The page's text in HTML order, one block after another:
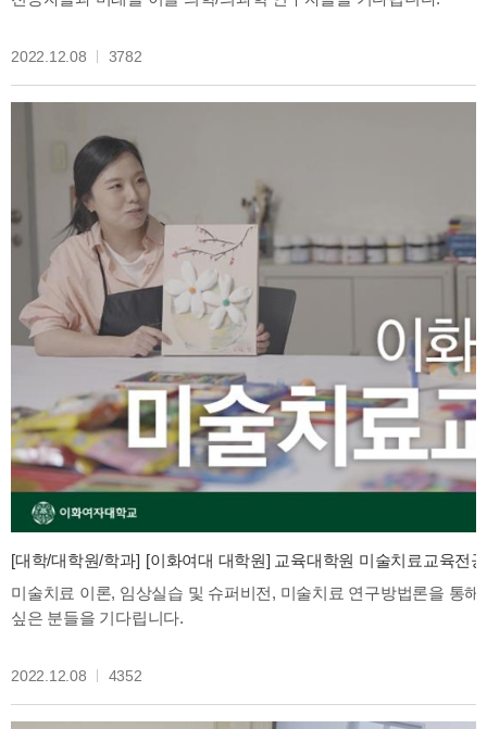
2022.12.08 3782
[대학/대학원/학과] [이화여대 대학원] 교육대학원 미술치료교육전공,
미술치료 이론, 임상실습 및 슈퍼비전, 미술치료 연구방법론을 통
싶은 분들을 기다립니다.
2022.12.08 4352